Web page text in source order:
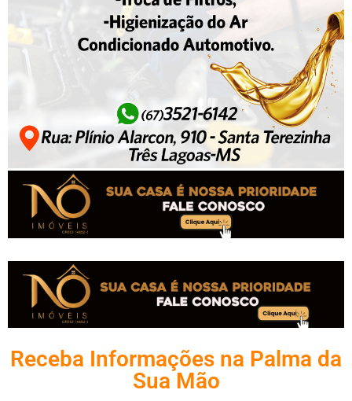
Receba Informações na Palma da
Sua Mão